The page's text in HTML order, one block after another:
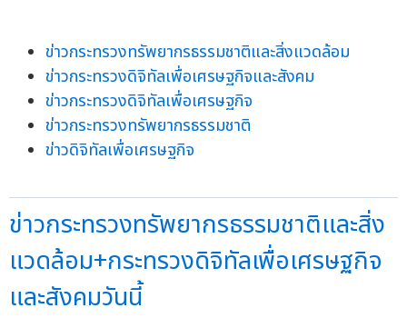
ข่าวกระทรวงทรัพยากรธรรมชาติและสิ่งแวดล้อม
ข่าวกระทรวงดิจิทัลเพื่อเศรษฐกิจและสังคม
ข่าวกระทรวงดิจิทัลเพื่อเศรษฐกิจ
ข่าวกระทรวงทรัพยากรธรรมชาติ
ข่าวดิจิทัลเพื่อเศรษฐกิจ
ข่าวกระทรวงทรัพยากรธรรมชาติและสิ่ง
แวดล้อม+กระทรวงดิจิทัลเพื่อเศรษฐกิจ
และสังคมวันนี้